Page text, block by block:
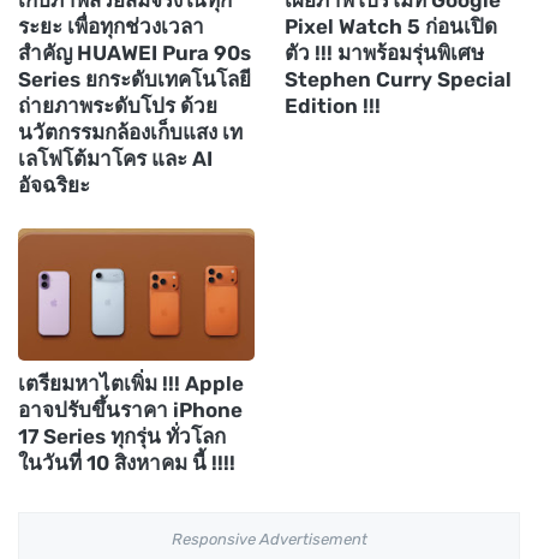
ระยะ เพื่อทุกช่วงเวลา
สำคัญ HUAWEI Pura 90s
Series ยกระดับเทคโนโลยี
ถ่ายภาพระดับโปร ด้วย
นวัตกรรมกล้องเก็บแสง เท
เลโฟโต้มาโคร และ AI
อัจฉริยะ
Pixel Watch 5 ก่อนเปิด
ตัว !!! มาพร้อมรุ่นพิเศษ
Stephen Curry Special
Edition !!!
เตรียมหาไตเพิ่ม !!! Apple
อาจปรับขึ้นราคา iPhone
17 Series ทุกรุ่น ทั่วโลก
ในวันที่ 10 สิงหาคม นี้ !!!!
Responsive Advertisement